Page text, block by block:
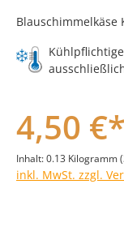
Blauschimmelkäse
4,50
Inhalt:0.13 Kilogramm
inkl. MwSt. zzgl.